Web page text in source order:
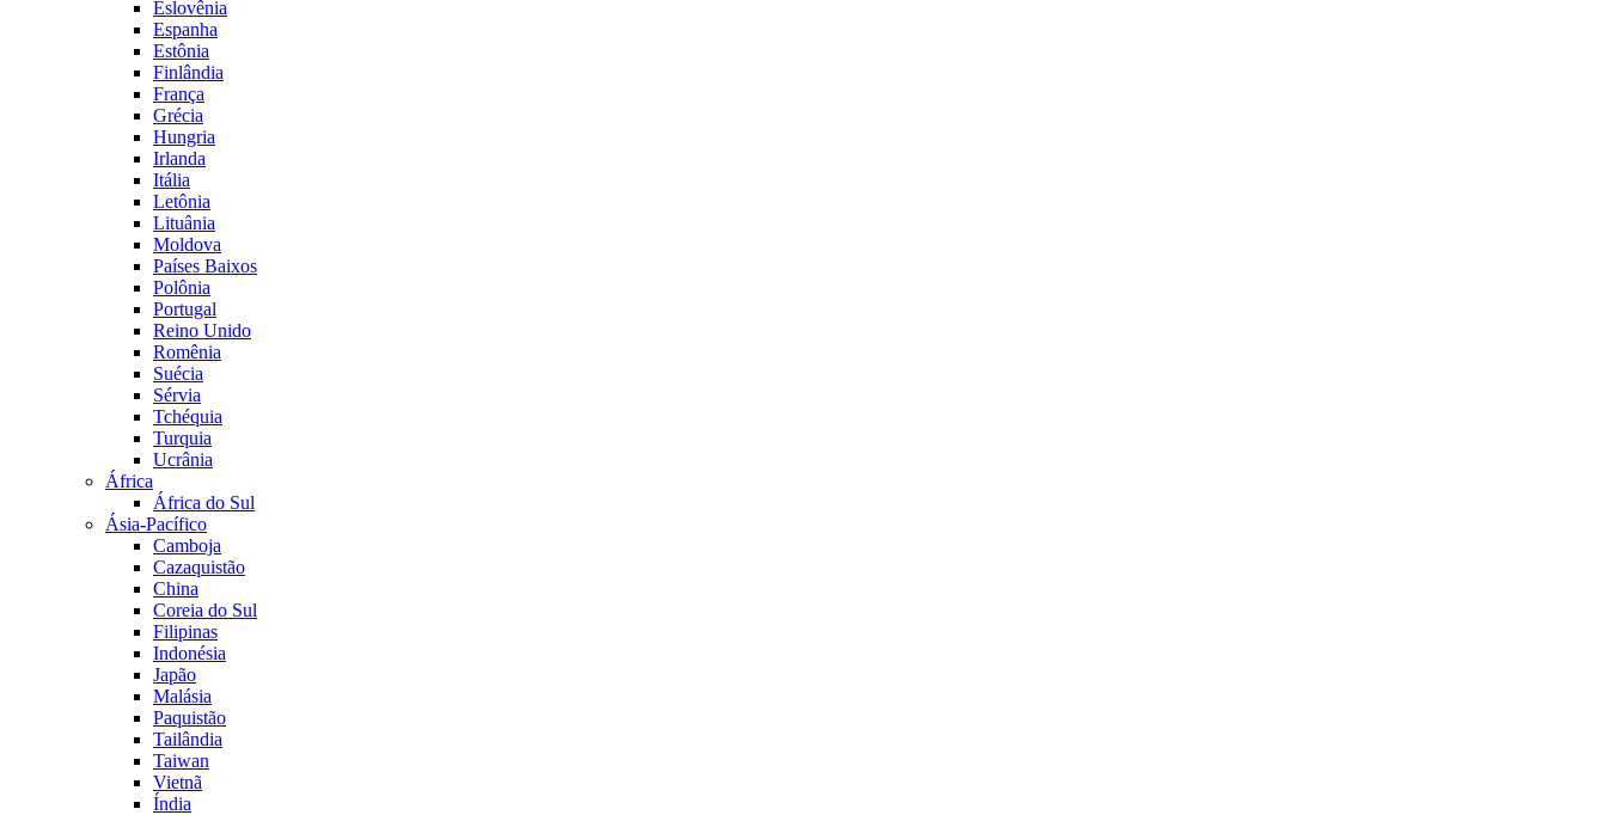
Eslovênia
Espanha
Estônia
Finlândia
França
Grécia
Hungria
Irlanda
Itália
Letônia
Lituânia
Moldova
Países Baixos
Polônia
Portugal
Reino Unido
Romênia
Suécia
Sérvia
Tchéquia
Turquia
Ucrânia
África
África do Sul
Ásia-Pacífico
Camboja
Cazaquistão
China
Coreia do Sul
Filipinas
Indonésia
Japão
Malásia
Paquistão
Tailândia
Taiwan
Vietnã
Índia